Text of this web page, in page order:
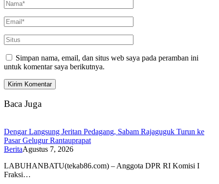
Simpan nama, email, dan situs web saya pada peramban ini
untuk komentar saya berikutnya.
Baca Juga
Dengar Langsung Jeritan Pedagang, Sabam Rajaguguk Turun ke
Pasar Gelugur Rantauprapat
BeritaAgustus 7, 2026
LABUHANBATU(tekab86.com) – Anggota DPR RI Komisi I
Fraksi…